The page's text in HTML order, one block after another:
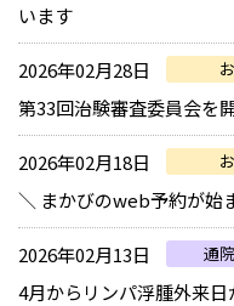
います
2026年02月28日
第33回治験審査委員会を
2026年02月18日
＼ まかびのweb予約が始
2026年02月13日 通
4月からリンパ浮腫外来